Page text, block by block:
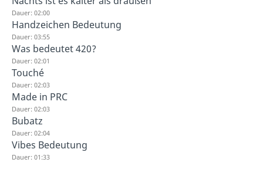
Dauer: 02:00
Handzeichen Bedeutung
Dauer: 03:55
Was bedeutet 420?
Dauer: 02:01
Touché
Dauer: 02:03
Made in PRC
Dauer: 02:03
Bubatz
Dauer: 02:04
Vibes Bedeutung
Dauer: 01:33